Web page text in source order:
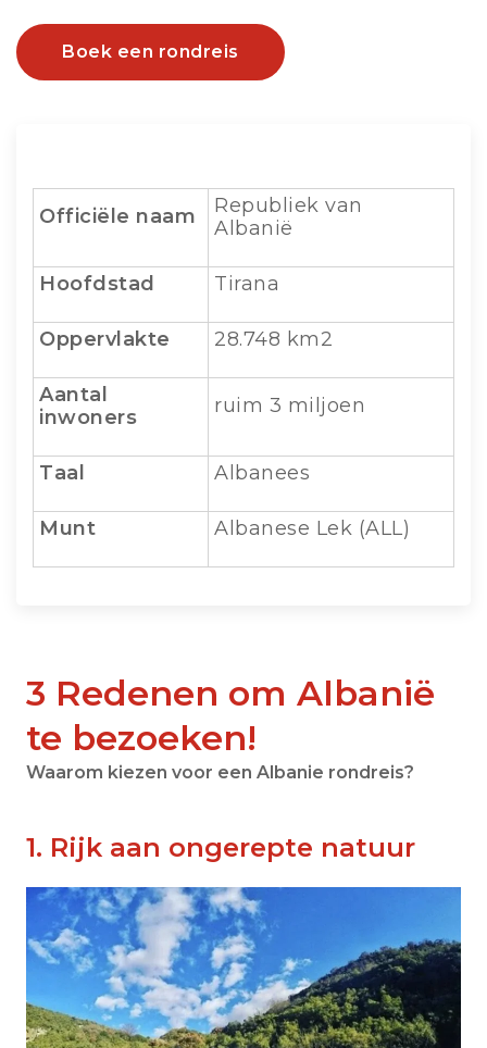
Boek een rondreis
Officiële naam
Republiek van
Albanië
Hoofdstad Tirana
Oppervlakte 28.748 km2
Aantal
inwoners
ruim 3 miljoen
Taal Albanees
Munt Albanese Lek (ALL)
3 Redenen om Albanië
te bezoeken!
Waarom kiezen voor een Albanie rondreis?
1. Rijk aan ongerepte natuur